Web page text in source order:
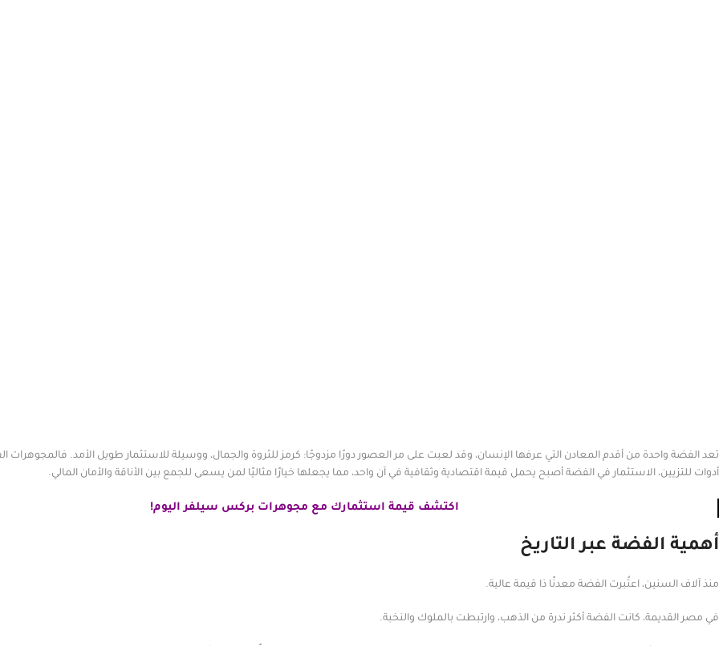
تعد الفضة واحدة من أقدم المعادن التي عرفها الإنسان، وقد لعبت على مر العصور دورًا مزدوجًا: كرمز للثروة والجمال، ووسيلة للاستثمار طويل الأمد. فالمجوهرات
أدوات للتزيين، الاستثمار في الفضة أصبح يحمل قيمة اقتصادية وثقافية في آن واحد، مما يجعلها خيارًا مثاليًا لمن يسعى للجمع بين الأناقة والأمان المالي.
اكتشف قيمة استثمارك مع مجوهرات بركس سيلفر اليوم!
أهمية الفضة عبر التاريخ
منذ آلاف السنين، اعتُبرت الفضة معدنًا ذا قيمة عالية.
في مصر القديمة، كانت الفضة أكثر ندرة من الذهب، وارتبطت بالملوك والنخبة.